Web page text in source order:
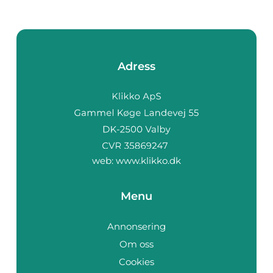
Adress
web: www.klikko.dk
Menu
Annonsering
Om oss
Cookies